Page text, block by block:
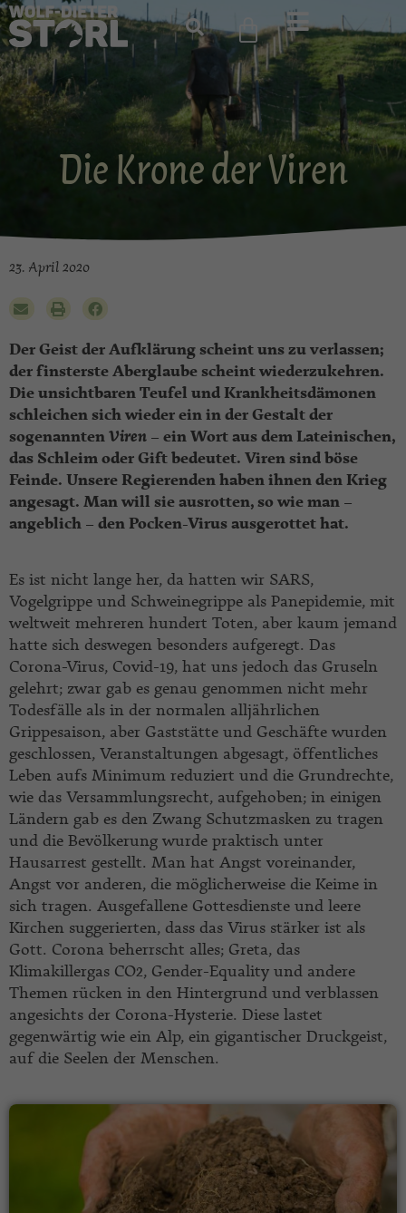
Die Krone der Viren
23. April 2020
Der Geist der Aufklärung scheint uns zu verlassen;
der finsterste Aberglaube scheint wiederzukehren.
Die unsichtbaren Teufel und Krankheitsdämonen
schleichen sich wieder ein in der Gestalt der
sogenannten Viren – ein Wort aus dem Lateinischen,
das Schleim oder Gift bedeutet. Viren sind böse
Feinde. Unsere Regierenden haben ihnen den Krieg
angesagt. Man will sie ausrotten, so wie man –
angeblich – den Pocken-Virus ausgerottet hat.
Es ist nicht lange her, da hatten wir SARS,
Vogelgrippe und Schweinegrippe als Panepidemie, mit
weltweit mehreren hundert Toten, aber kaum jemand
hatte sich deswegen besonders aufgeregt. Das
Corona-Virus, Covid-19, hat uns jedoch das Gruseln
gelehrt; zwar gab es genau genommen nicht mehr
Todesfälle als in der normalen alljährlichen
Grippesaison, aber Gaststätte und Geschäfte wurden
geschlossen, Veranstaltungen abgesagt, öffentliches
Leben aufs Minimum reduziert und die Grundrechte,
wie das Versammlungsrecht, aufgehoben; in einigen
Ländern gab es den Zwang Schutzmasken zu tragen
und die Bevölkerung wurde praktisch unter
Hausarrest gestellt. Man hat Angst voreinander,
Angst vor anderen, die möglicherweise die Keime in
sich tragen. Ausgefallene Gottesdienste und leere
Kirchen suggerierten, dass das Virus stärker ist als
Gott. Corona beherrscht alles; Greta, das
Klimakillergas CO2, Gender-Equality und andere
Themen rücken in den Hintergrund und verblassen
angesichts der Corona-Hysterie. Diese lastet
gegenwärtig wie ein Alp, ein gigantischer Druckgeist,
auf die Seelen der Menschen.